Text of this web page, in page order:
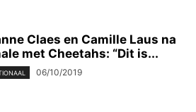
Claes en Camille Laus na
met Cheetahs: “Dit is...
06/10/2019